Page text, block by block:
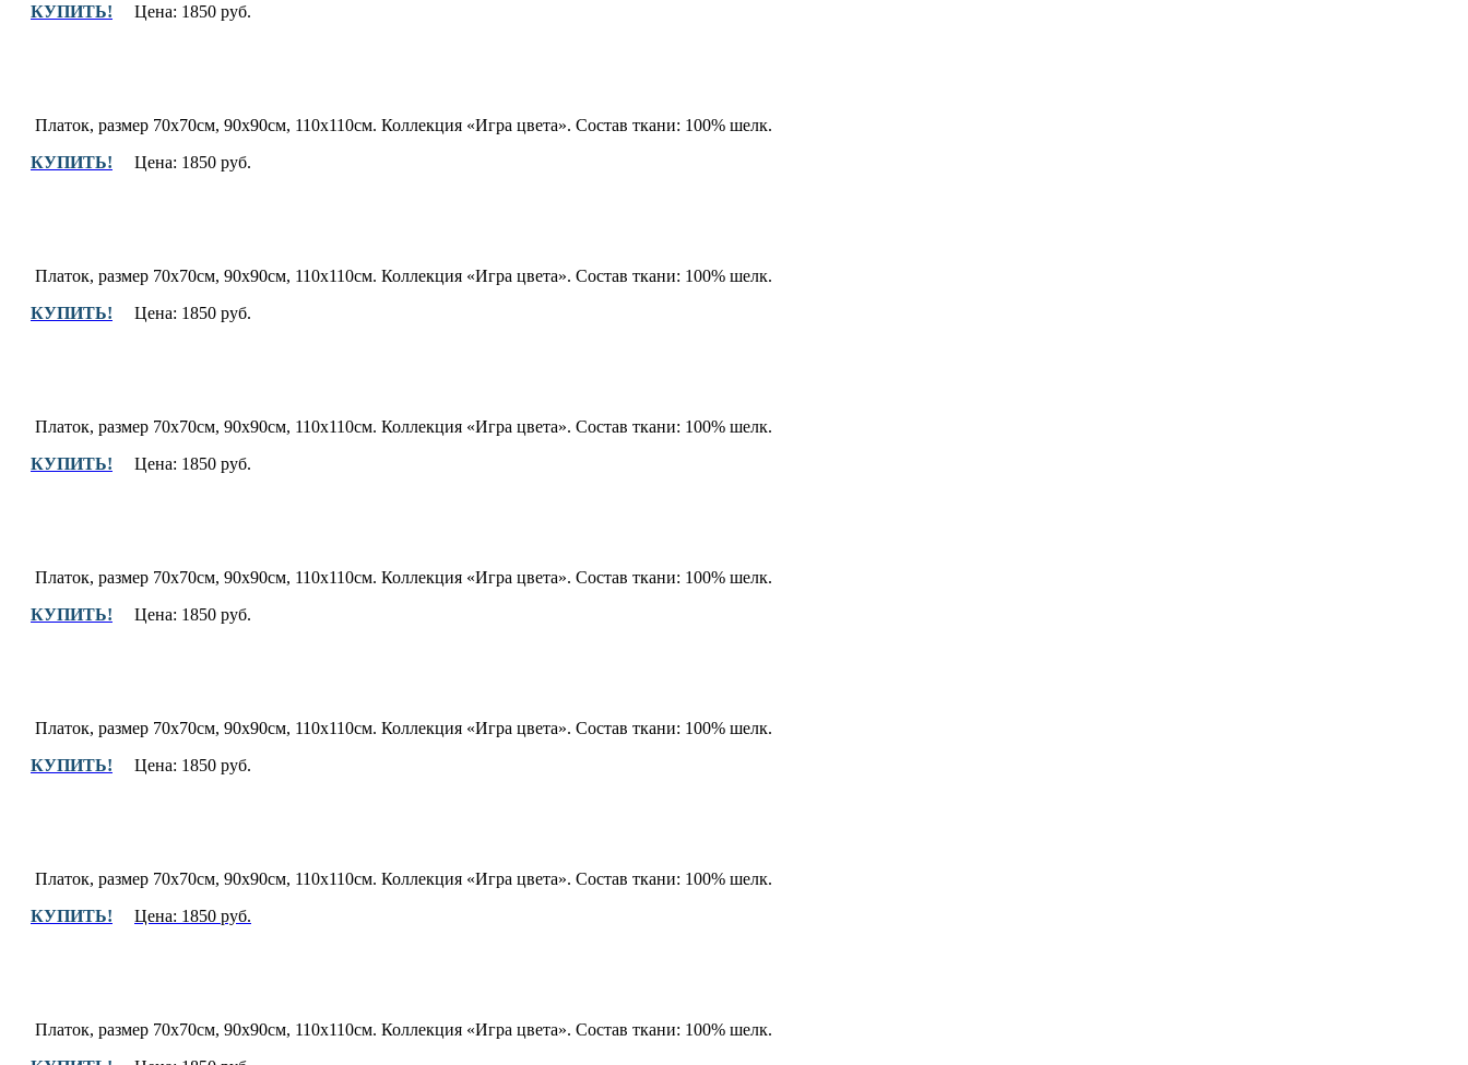
КУПИТЬ!
Цена: 1850 руб.
Платок, размер 70х70см, 90х90см, 110х110см. Коллекция «Игра цвета». Состав ткани: 100% шелк.
КУПИТЬ!
Цена: 1850 руб.
Платок, размер 70х70см, 90х90см, 110х110см. Коллекция «Игра цвета». Состав ткани: 100% шелк.
КУПИТЬ!
Цена: 1850 руб.
Платок, размер 70х70см, 90х90см, 110х110см. Коллекция «Игра цвета». Состав ткани: 100% шелк.
КУПИТЬ!
Цена: 1850 руб.
Платок, размер 70х70см, 90х90см, 110х110см. Коллекция «Игра цвета». Состав ткани: 100% шелк.
КУПИТЬ!
Цена: 1850 руб.
Платок, размер 70х70см, 90х90см, 110х110см. Коллекция «Игра цвета». Состав ткани: 100% шелк.
КУПИТЬ!
Цена: 1850 руб.
Платок, размер 70х70см, 90х90см, 110х110см. Коллекция «Игра цвета». Состав ткани: 100% шелк.
КУПИТЬ!
Цена: 1850 руб.
Платок, размер 70х70см, 90х90см, 110х110см. Коллекция «Игра цвета». Состав ткани: 100% шелк.